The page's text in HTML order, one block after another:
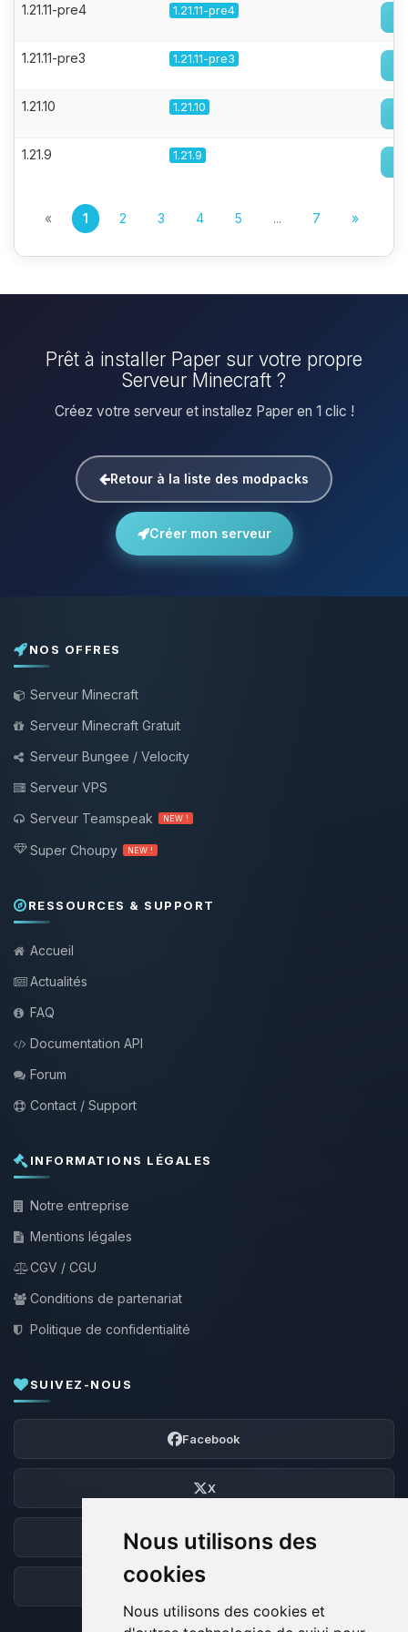
Nous utilisons des
cookies
Nous utilisons des cookies et
1.21.11-pre4 1.21.11-pre4
1.21.11-pre3 1.21.11-pre3
1.21.10 1.21.10
1.21.9 1.21.9
« 1 2 3 4 5 ... 7 »
Prêt à installer Paper sur votre propre
Serveur Minecraft ?
Créez votre serveur et installez Paper en 1 clic !
Retour à la liste des modpacks
Créer mon serveur
NOS OFFRES
Serveur Minecraft
Serveur Minecraft Gratuit
Serveur Bungee / Velocity
Serveur VPS
Serveur Teamspeak
NEW !
Super Choupy NEW !
RESSOURCES & SUPPORT
Accueil
Actualités
FAQ
Documentation API
Forum
Contact / Support
INFORMATIONS LÉGALES
Notre entreprise
Mentions légales
CGV / CGU
Conditions de partenariat
Politique de confidentialité
SUIVEZ-NOUS
Facebook
X
Discord
Forum